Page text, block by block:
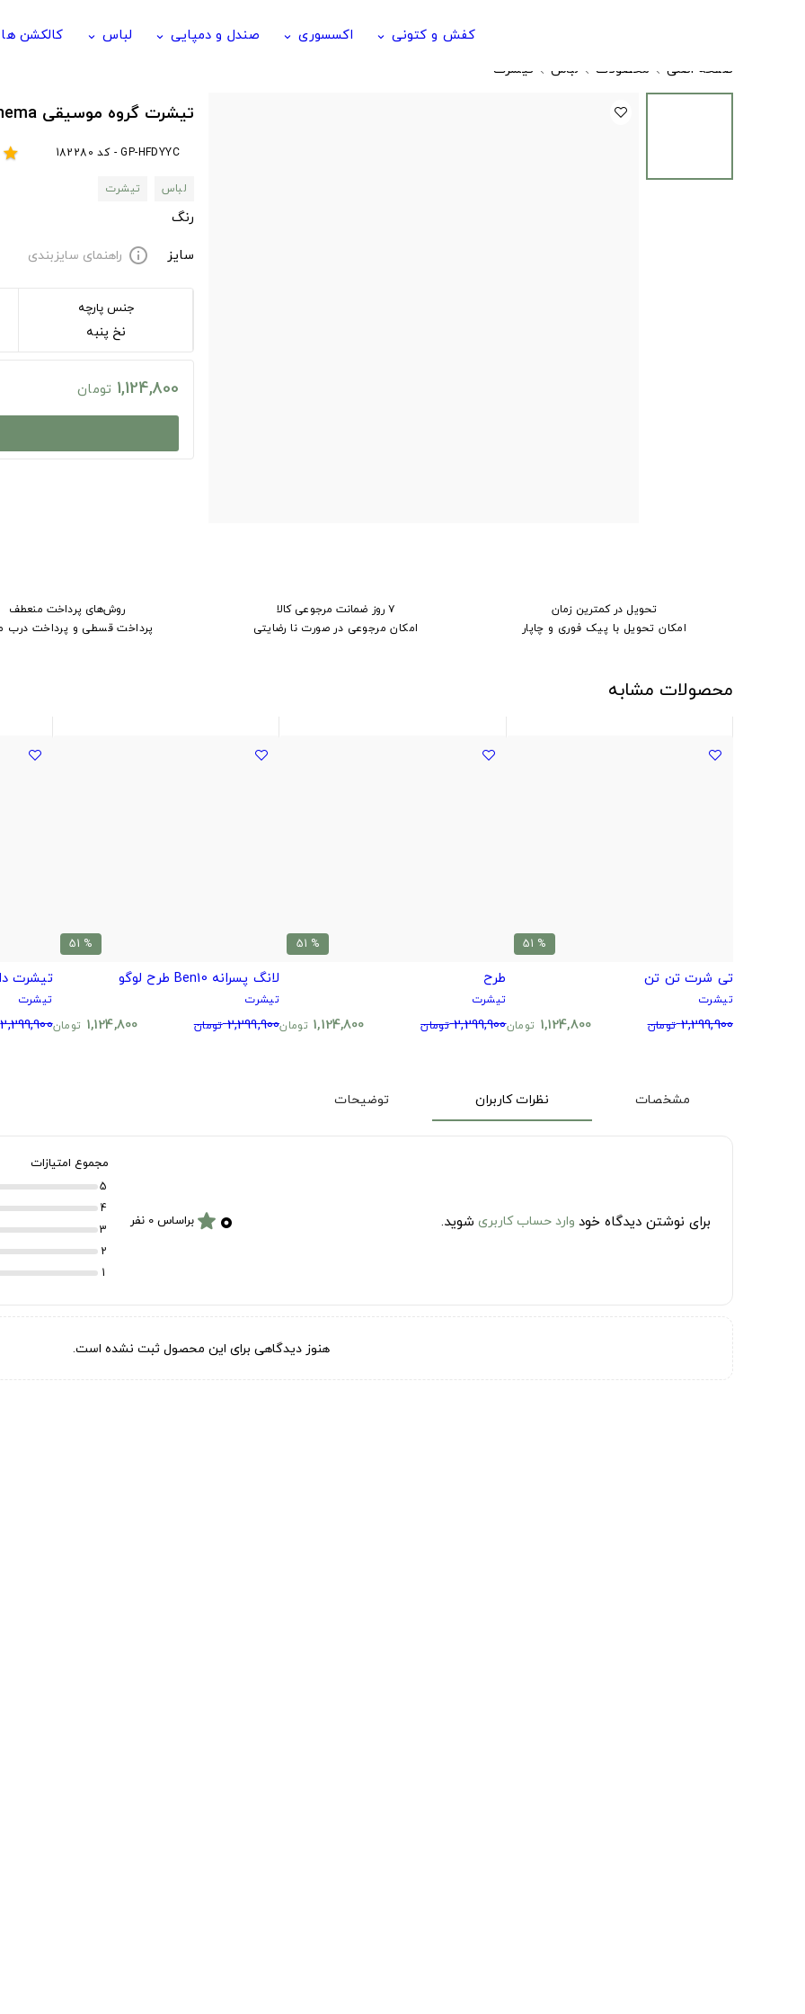
کفش و کتونی keyboard_arrow_down اکسسوری keyboard_arrow_down صندل و دمپایی keyboard_arrow_down لباس keyboard_arrow_down کالکشن ها
صفحه اصلی محصولات لباس تیشرت
تیشرت گروه موسیقی anathema آناتما Anathema Classic
GP-HFDYYC - کد 182280 star
لباس
تیشرت
رنگ
سایز
info راهنمای سایزبندی
جنس پارچه
نخ پنبه
1,124,800 تومان
تحویل در کمترین زمان
امکان تحویل با پیک فوری و چاپار
۷ روز ضمانت مرجوعی کالا
امکان مرجوعی در صورت نا رضایتی
روش‌های پرداخت منعطف
پرداخت قسطی و پرداخت درب
محصولات مشابه
% 51
تی شرت تن تن
تیشرت
2,299,900 تومان 1,124,800 تومان
% 51
طرح
تیشرت
2,299,900 تومان 1,124,800 تومان
% 51
لانگ پسرانه Ben10 طرح لوگو
تیشرت
2,299,900 تومان 1,124,800 تومان
تیشرت
تیشرت
2,299,900
مشخصات نظرات کاربران توضیحات
برای نوشتن دیدگاه خود وارد حساب کاربری شوید. ۰ starبراساس 0 نفر
مجموع امتیازات
5
4
3
2
1
هنوز دیدگاهی برای این محصول ثبت نشده است.